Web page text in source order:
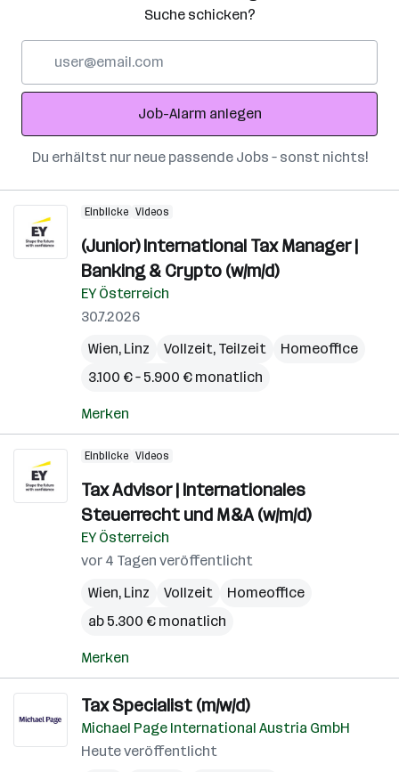
Suche schicken?
Adresse
Job-Alarm anlegen
Du erhältst nur neue passende Jobs – sonst nichts!
Einblicke Videos
(Junior) International Tax Manager |
Banking & Crypto (w/m/d)
EY Österreich
30.7.2026
Wien, Linz Vollzeit, Teilzeit
Homeoffice
3.100 € – 5.900 € monatlich
Merken
Einblicke Videos
Tax Advisor | Internationales
Steuerrecht und M&A (w/m/d)
EY Österreich
vor 4 Tagen veröffentlicht
Wien, Linz Vollzeit
Homeoffice
ab 5.300 € monatlich
Merken
Tax Specialist (m/w/d)
Michael Page International Austria GmbH
Heute veröffentlicht